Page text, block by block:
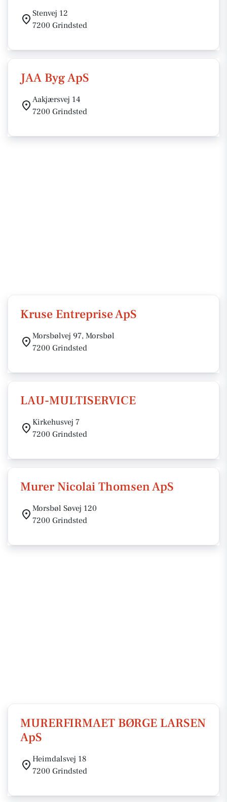
Stenvej 12
7200 Grindsted
JAA Byg ApS
Aakjærsvej 14
7200 Grindsted
Kruse Entreprise ApS
Morsbølvej 97, Morsbøl
7200 Grindsted
LAU-MULTISERVICE
Kirkehusvej 7
7200 Grindsted
Murer Nicolai Thomsen ApS
Morsbøl Søvej 120
7200 Grindsted
MURERFIRMAET BØRGE LARSEN
ApS
Heimdalsvej 18
7200 Grindsted